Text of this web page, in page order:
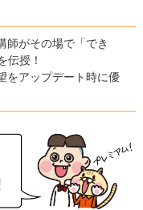
師がその場で「でき
伝授！
をアップデート時に優